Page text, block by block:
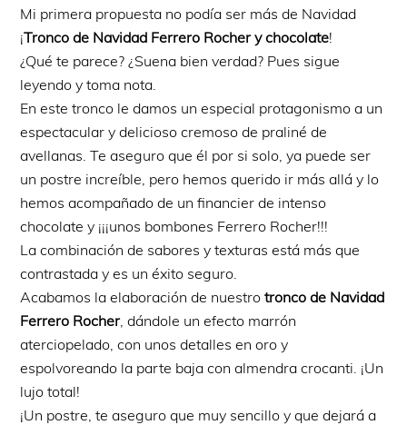
Mi primera propuesta no podía ser más de Navidad
¡Tronco de Navidad Ferrero Rocher y chocolate!
¿Qué te parece? ¿Suena bien verdad? Pues sigue
leyendo y toma nota.
En este tronco le damos un especial protagonismo a un
espectacular y delicioso cremoso de praliné de
avellanas. Te aseguro que él por si solo, ya puede ser
un postre increíble, pero hemos querido ir más allá y lo
hemos acompañado de un financier de intenso
chocolate y ¡¡¡unos bombones Ferrero Rocher!!!
La combinación de sabores y texturas está más que
contrastada y es un éxito seguro.
Acabamos la elaboración de nuestrotronco de Navidad
Ferrero Rocher, dándole un efecto marrón
aterciopelado, con unos detalles en oro y
espolvoreando la parte baja con almendra crocanti. ¡Un
lujo total!
¡Un postre, te aseguro que muy sencillo y que dejará a